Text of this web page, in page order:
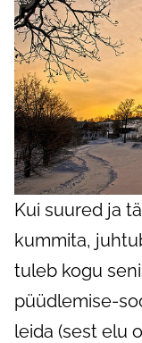
Kui suured ja
kummita,
tuleb kogu
püüdlemise-
leida (sest elu